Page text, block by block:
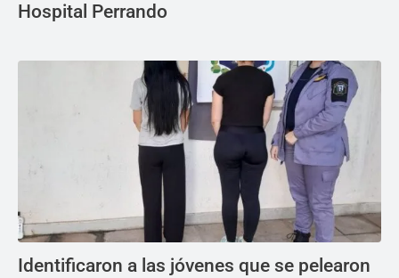
Hospital Perrando
Identificaron a las jóvenes que se pelearon